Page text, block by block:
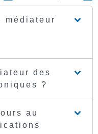
médiateur
des
?
au